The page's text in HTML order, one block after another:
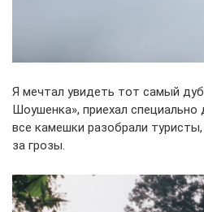
Я мечтал увидеть тот самый
Шоушенка», приехал специально
все камешки разобрали
за грозы.